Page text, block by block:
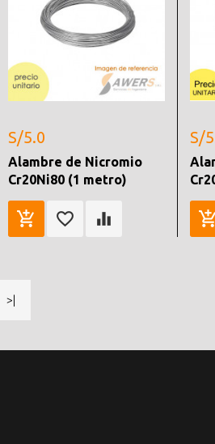
S/5.0
Alambre de Nicromio
Cr20Ni80 (1 metro)
S/
>|